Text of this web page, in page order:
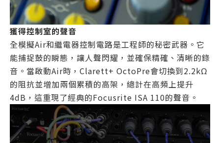
獲得控制室的聲音
全模擬Air和繼電器控制電路是工程師的秘密武器。它
能捕捉鼓的瞬態，讓人聲閃耀，並確保精確、清晰的錄
音。當啟動Air時，Clarett+ OctoPre會切換到2.2kΩ
的阻抗並增加兩個累積的高架，總計在高頻上提升
4dB，這重現了經典的Focusrite ISA 110的聲音。